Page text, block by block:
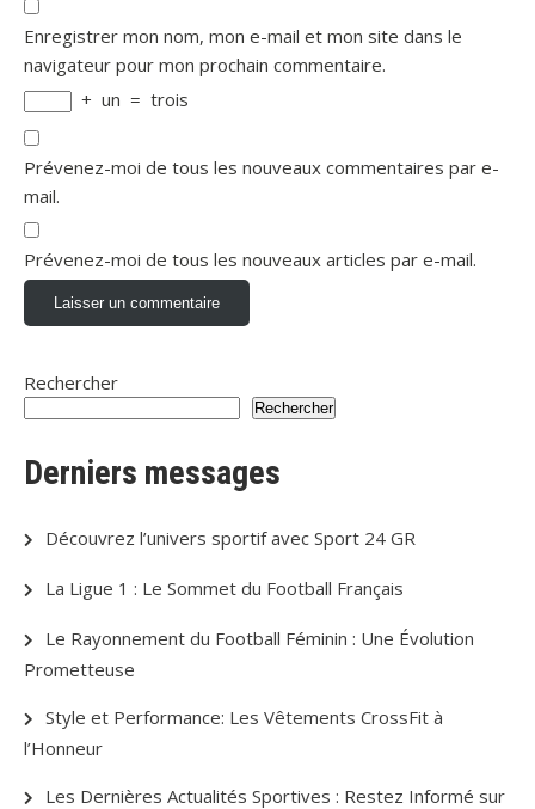
Enregistrer mon nom, mon e-mail et mon site dans le
navigateur pour mon prochain commentaire.
+ un = trois
Prévenez-moi de tous les nouveaux commentaires par e-
mail.
Prévenez-moi de tous les nouveaux articles par e-mail.
Rechercher
Rechercher
Derniers messages
Découvrez l’univers sportif avec Sport 24 GR
La Ligue 1 : Le Sommet du Football Français
Le Rayonnement du Football Féminin : Une Évolution
Prometteuse
Style et Performance: Les Vêtements CrossFit à
l’Honneur
Les Dernières Actualités Sportives : Restez Informé sur